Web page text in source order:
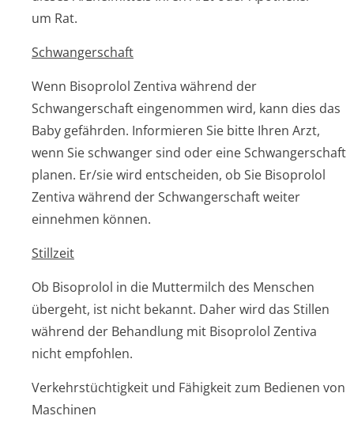
um Rat.
Schwangerschaft
Wenn Bisoprolol Zentiva während der
Schwangerschaft eingenommen wird, kann dies das
Baby gefährden. Informieren Sie bitte Ihren Arzt,
wenn Sie schwanger sind oder eine Schwangerschaft
planen. Er/sie wird entscheiden, ob Sie Bisoprolol
Zentiva während der Schwangerschaft weiter
einnehmen können.
Stillzeit
Ob Bisoprolol in die Muttermilch des Menschen
übergeht, ist nicht bekannt. Daher wird das Stillen
während der Behandlung mit Bisoprolol Zentiva
nicht empfohlen.
Verkehrstüchtigkeit und Fähigkeit zum Bedienen von
Maschinen